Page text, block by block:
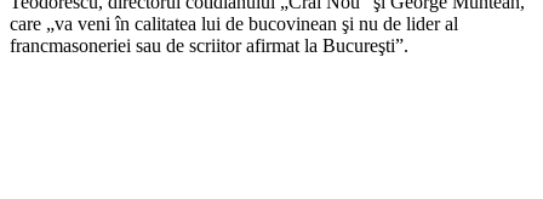
care „va veni în calitatea lui de bucovinean şi nu de lider al
francmasoneriei sau de scriitor afir­mat la Bucureşti”.